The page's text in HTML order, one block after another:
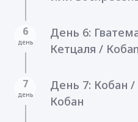
6
день
День 6:
Кетцаля / Кобаn
7
день
День 7: Кобан
Кобан